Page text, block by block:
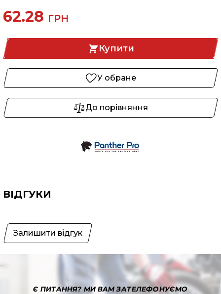
62.28 ГРН
Купити
У обране
До порівняння
ВІДГУКИ
Залишити відгук
Є ПИТАННЯ?МИ ВАМ ЗАТЕЛЕФОНУЄМО